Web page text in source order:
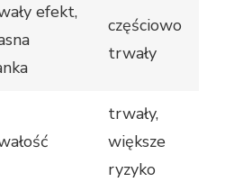
efekt,
częściowo
trwały
trwały,
większe
ryzyko